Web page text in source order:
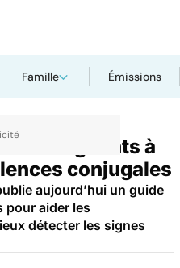
Famille Émissions
les soignants à
conjugales
aujourd’hui un guide
pour aider les
détecter les signes